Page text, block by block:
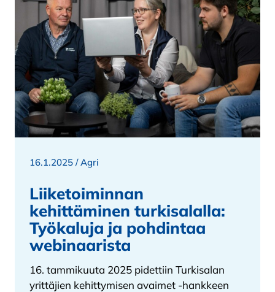
16.1.2025 /Agri
Liiketoiminnan
kehittäminen turkisalalla:
Työkaluja ja pohdintaa
webinaarista
16. tammikuuta 2025 pidettiin Turkisalan
yrittäjien kehittymisen avaimet -hankkeen